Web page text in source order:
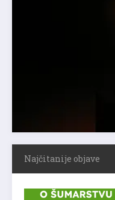
Najčitanije objave